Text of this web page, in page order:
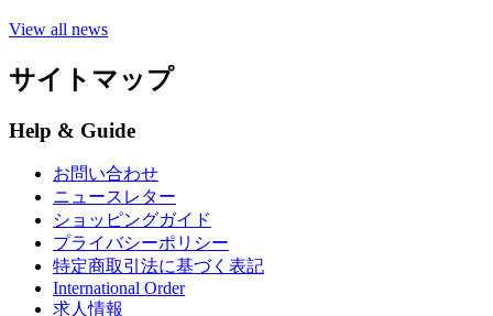
View all news
サイトマップ
Help & Guide
お問い合わせ
ニュースレター
ショッピングガイド
プライバシーポリシー
特定商取引法に基づく表記
International Order
求人情報